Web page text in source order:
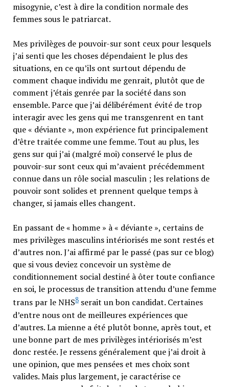
misogynie, c’est à dire la condition normale des
femmes sous le patriarcat.
Mes privilèges de pouvoir-sur sont ceux pour lesquels
j’ai senti que les choses dépendaient le plus des
situations, en ce qu’ils ont surtout dépendu de
comment chaque individu me genrait, plutôt que de
comment j’étais genrée par la société dans son
ensemble. Parce que j’ai délibérément évité de trop
interagir avec les gens qui me transgenrent en tant
que « déviante », mon expérience fut principalement
d’être traitée comme une femme. Tout au plus, les
gens sur qui j’ai (malgré moi) conservé le plus de
pouvoir-sur sont ceux qui m’avaient précédemment
connue dans un rôle social masculin ; les relations de
pouvoir sont solides et prennent quelque temps à
changer, si jamais elles changent.
En passant de « homme » à « déviante », certains de
mes privilèges masculins intériorisés me sont restés et
d’autres non. J’ai affirmé par le passé (pas sur ce blog)
que si vous deviez concevoir un système de
conditionnement social destiné à ôter toute confiance
en soi, le processus de transition attendu d’une femme
trans par le NHS8serait un bon candidat. Certaines
d’entre nous ont de meilleures expériences que
d’autres. La mienne a été plutôt bonne, après tout, et
une bonne part de mes privilèges intériorisés m’est
donc restée. Je ressens généralement que j’ai droit à
une opinion, que mes pensées et mes choix sont
valides. Mais plus largement, je caractérise ce